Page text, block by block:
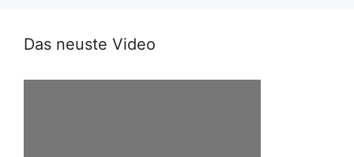
Das neuste Video